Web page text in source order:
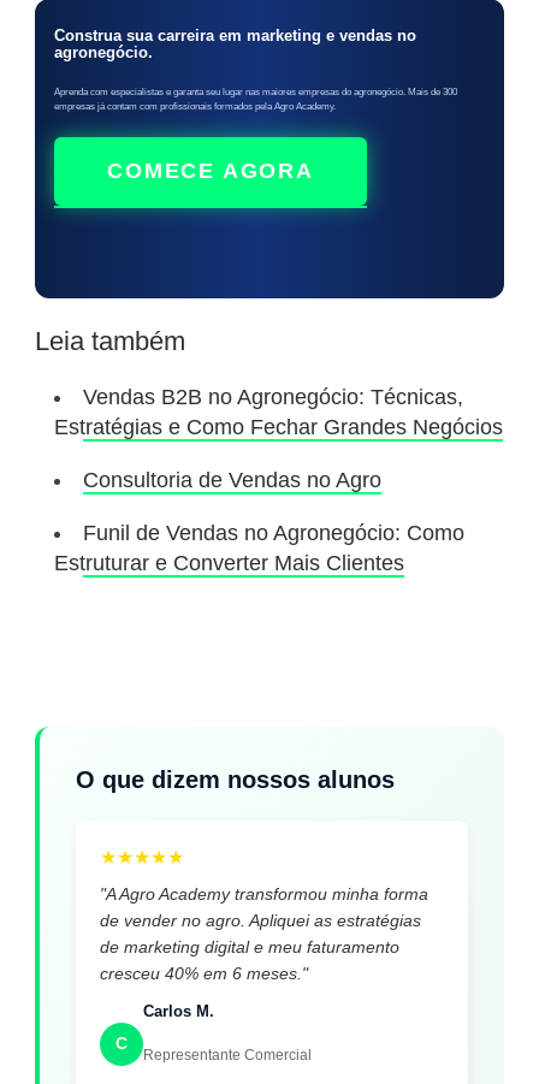
Construa sua carreira em marketing e vendas no
agronegócio.
Aprenda com especialistas e garanta seu lugar nas maiores empresas do agronegócio. Mais de 300
empresas já contam com profissionais formados pela Agro Academy.
COMECE AGORA
Leia também
Vendas B2B no Agronegócio: Técnicas,
Estratégias e Como Fechar Grandes Negócios
Consultoria de Vendas no Agro
Funil de Vendas no Agronegócio: Como
Estruturar e Converter Mais Clientes
O que dizem nossos alunos
★★★★★
"A Agro Academy transformou minha forma
de vender no agro. Apliquei as estratégias
de marketing digital e meu faturamento
cresceu 40% em 6 meses."
C
Carlos M.
Representante Comercial